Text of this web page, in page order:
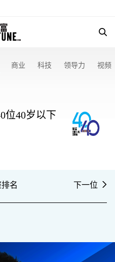
商业 科技 领导力 视频
位40岁以下
名 下一位